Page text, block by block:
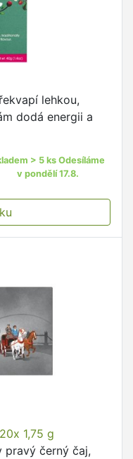
lehkou,
dodá energii a
> 5 ks Odesíláme
v pondělí 17.8.
1,75 g
pravý černý čaj,